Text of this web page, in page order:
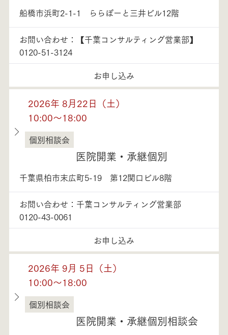
船橋市浜町2-1-1 ららぽーと三井ビル12階
お問い合わせ：【千葉コンサルティング営業部】
0120-51-3124
お申し込み
2026年 8月22日（土）
10:00～18:00
千葉県
個別相談会
医院開業・承継個別
千葉県柏市末広町5-19 第12関口ビル8階
お問い合わせ：千葉コンサルティング営業部
0120-43-0061
お申し込み
2026年 9月 5日（土）
10:00～18:00
千葉県
個別相談会
医院開業・承継個別相談会